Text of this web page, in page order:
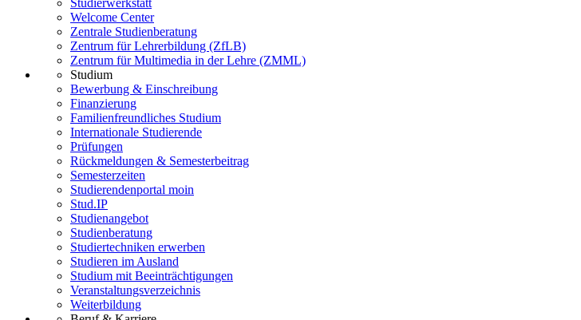
Welcome Center
Zentrale Studienberatung
Zentrum für Lehrerbildung (ZfLB)
Zentrum für Multimedia in der Lehre (ZMML)
Studium
Bewerbung & Einschreibung
Finanzierung
Familienfreundliches Studium
Internationale Studierende
Prüfungen
Rückmeldungen & Semesterbeitrag
Semesterzeiten
Studierendenportal moin
Stud.IP
Studienangebot
Studienberatung
Studiertechniken erwerben
Studieren im Ausland
Studium mit Beeinträchtigungen
Veranstaltungsverzeichnis
Weiterbildung